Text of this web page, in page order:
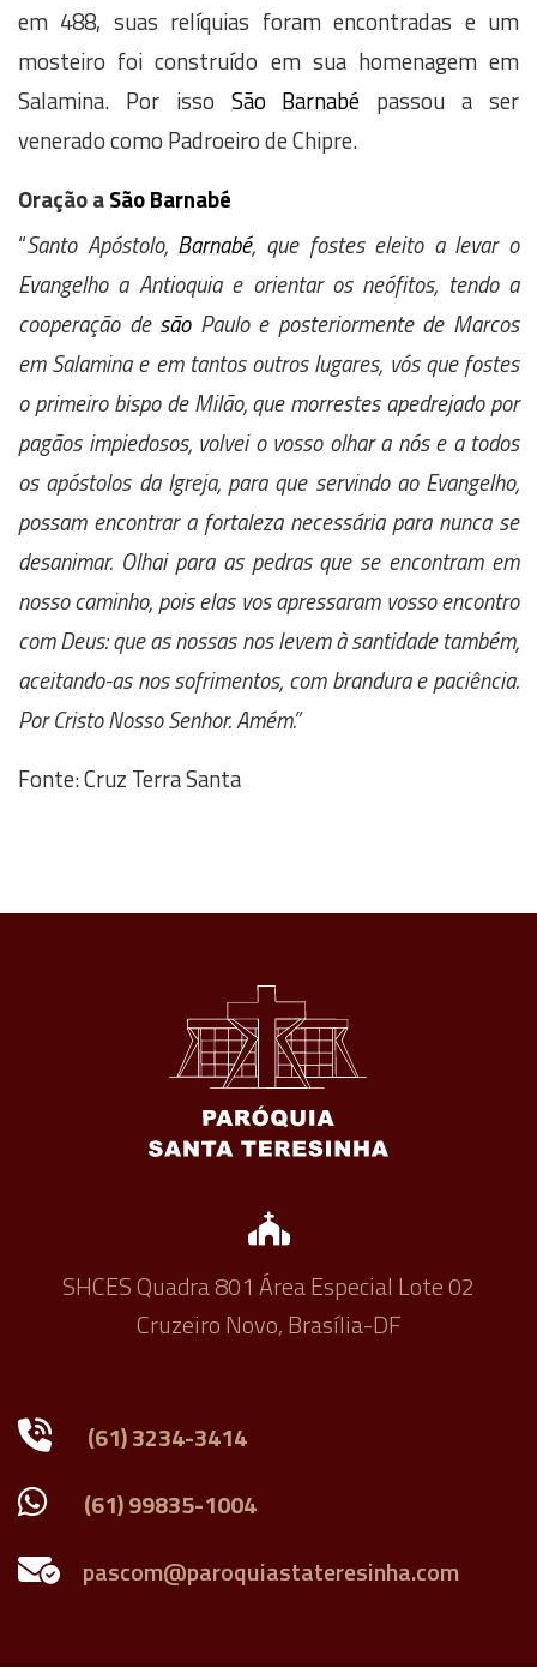
em 488, suas relíquias foram encontradas e um
mosteiro foi construído em sua homenagem em
Salamina. Por isso São Barnabé passou a ser
venerado como Padroeiro de Chipre.
Oração aSãoBarnabé
“Santo Apóstolo, Barnabé, que fostes eleito a levar o
Evangelho a Antioquia e orientar os neófitos, tendo a
cooperação de sãoPaulo e posteriormente de Marcos
em Salamina e em tantos outros lugares, vós que fostes
o primeiro bispo de Milão, que morrestes apedrejado por
pagãos impiedosos, volvei o vosso olhar a nós e a todos
os apóstolos da Igreja, para que servindo ao Evangelho,
possam encontrar a fortaleza necessária para nunca se
desanimar. Olhai para as pedras que se encontram em
nosso caminho, pois elas vos apressaram vosso encontro
com Deus: que as nossas nos levem à santidade também,
aceitando-as nos sofrimentos, com brandura e paciência.
Por Cristo Nosso Senhor. Amém.”
Fonte: Cruz Terra Santa
SHCES Quadra 801 Área Especial Lote 02
Cruzeiro Novo, Brasília-DF
(61) 3234-3414
(61) 99835-1004